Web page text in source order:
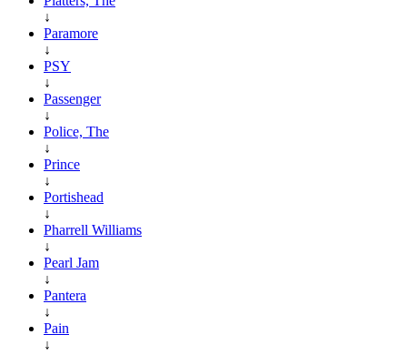
↓
Paramore
↓
PSY
↓
Passenger
↓
Police, The
↓
Prince
↓
Portishead
↓
Pharrell Williams
↓
Pearl Jam
↓
Pantera
↓
Pain
↓